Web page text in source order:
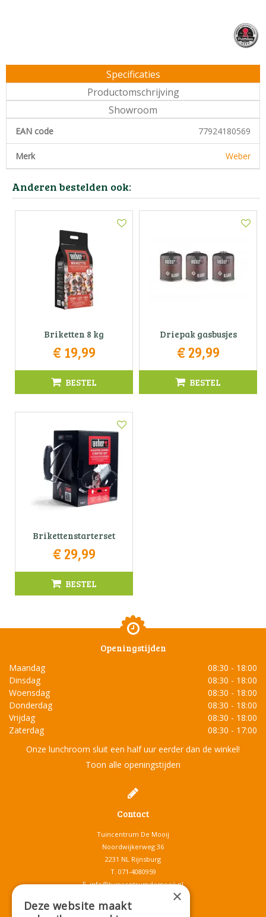
Specificaties
Productomschrijving
Showroom
EAN code 77924180569
Merk Weber
Anderen bestelden ook:
Briketten 8 kg
€ 19,99
BESTEL
Driepak gasbusjes
€ 29,99
BESTEL
Brikettenstarterset
€ 29,99
BESTEL
Openingstijden
Maandag
08:30 - 18:00
Dinsdag
08:30 - 18:00
Woensdag
08:30 - 18:00
Donderdag
08:30 - 18:00
Vrijdag
08:30 - 18:00
Zaterdag
08:30 - 17:00
Onze lunchroom sluit een half uur eerder dan de winkel!
Toon alle openingstijden
Contact
Tuincentrum De Mooij
Noordwijkerweg 36
2231 NL Rijnsburg
T. 071-4080959
E.info@tuincentrumdemooij.nl
×
Deze website maakt